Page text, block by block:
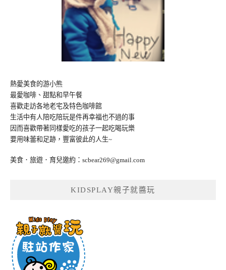
熱愛美食的游小熊
最愛咖啡、甜點和早午餐
喜歡走訪各地老宅及特色咖啡館
生活中有人陪吃陪玩是件再幸福也不過的事
因而喜歡帶著同樣愛吃的孩子一起吃喝玩樂
要用味蕾和足跡，豐富彼此的人生~
美食．旅遊．育兒邀約： scbear269@gmail.com
KIDSPLAY親子就醬玩